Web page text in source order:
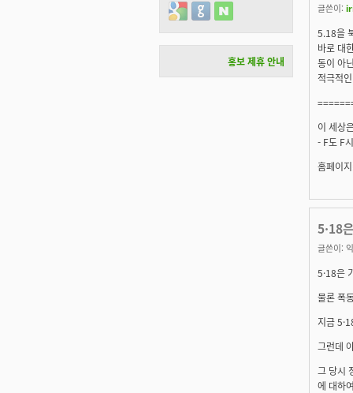
글쓴이:
5.18을
바로 대
동이 아닌
적극적
이 세상
- F도 F
홈페이
5·18
글쓴이:
5·18은
물론 폭
지금
그런데
그 당시
에 대하
Login with Google
Login with GitHub
Login with Naver
홍보 제휴 안내